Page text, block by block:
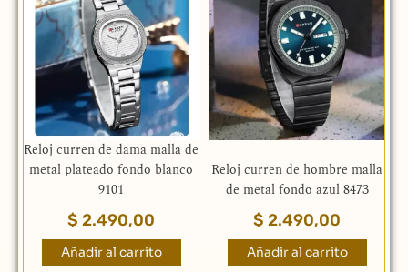
Reloj curren de dama malla de
metal plateado fondo blanco
9101
$ 2.490,00
Añadir al carrito
Reloj curren de hombre malla
de metal fondo azul 8473
$ 2.490,00
Añadir al carrito